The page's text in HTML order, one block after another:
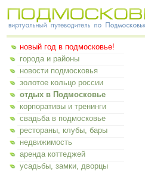
новый год в подмосковье!
города и районы
новости подмосковья
золотое кольцо россии
отдых в Подмосковье
корпоративы и тренинги
свадьба в подмосковье
рестораны, клубы, бары
недвижимость
аренда коттеджей
усадьбы, замки, дворцы